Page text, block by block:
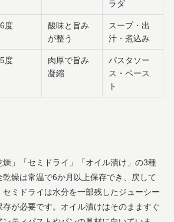
ラダ
度
酸味と旨み
が整う
スープ・出
汁・煮込み
度
肉厚で旨み
凝縮
パスタソー
ス・ペース
ト
燥」「セミドライ」「オイル漬け」の3種
燥は常温で6か月以上保存でき、戻して
ミドライは水分を一部残したジューシー
が必要です。オイル漬けはそのまますぐ